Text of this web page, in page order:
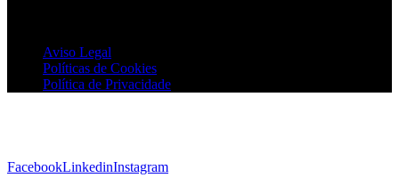
Aviso Legal
Políticas de Cookies
Política de Privacidade
FacebookLinkedinInstagram